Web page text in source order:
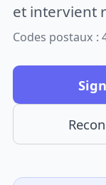
et intervient
Codes postaux :